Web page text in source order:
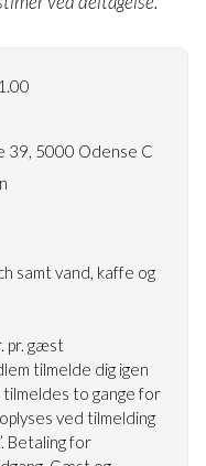
39, 5000 Odense C
samt vand, kaffe og
pr. gæst
tilmelde dig igen
to gange for
ved tilmelding
Betaling for